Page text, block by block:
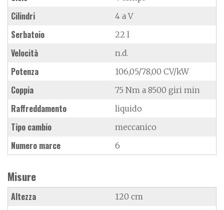
Cilindri 4 a V
Serbatoio 22 l
Velocità n.d.
Potenza 106,05/78,00 CV/kW
Coppia 75 Nm a 8500 giri min
Raffreddamento liquido
Tipo cambio meccanico
Numero marce 6
Misure
Altezza 120 cm